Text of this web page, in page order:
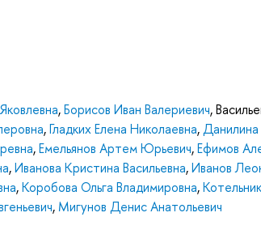
,Борисов Иван Валериевич,
,Гладких Елена Николаевна,Данилина
,Емельянов Артем Юрьевич,Ефимов
,Иванова Кристина Васильевна,Иванов
,Коробова Ольга Владимировна,
, Мигунов Денис Анатольевич